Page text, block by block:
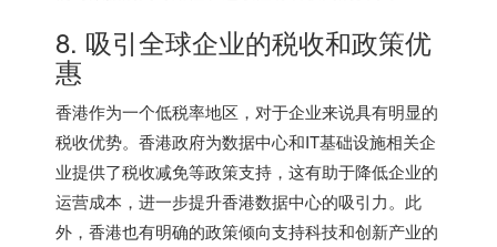
8. 吸引全球企业的税收和政策优
惠
香港作为一个低税率地区，对于企业来说具有明显的
税收优势。香港政府为数据中心和IT基础设施相关企
业提供了税收减免等政策支持，这有助于降低企业的
运营成本，进一步提升香港数据中心的吸引力。此
外，香港也有明确的政策倾向支持科技和创新产业的